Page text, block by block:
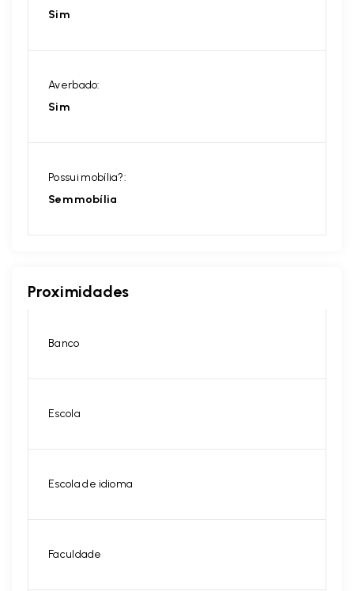
Sim
Averbado:
Sim
Possui mobília?:
Sem mobília
Proximidades
Banco
Escola
Escola de idioma
Faculdade